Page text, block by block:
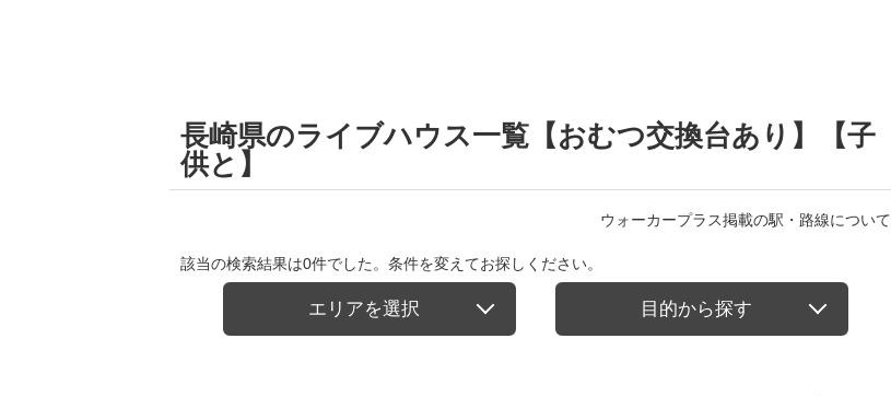
長崎県のライブハウス一覧【おむつ交換台あり】【子
供と】
ウォーカープラス掲載の駅・路線について
該当の検索結果は0件でした。条件を変えてお探しください。
エリアを選択 目的から探す